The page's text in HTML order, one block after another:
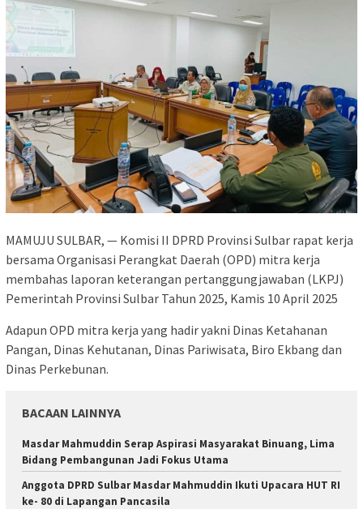
MAMUJU SULBAR, — Komisi II DPRD Provinsi Sulbar rapat kerja
bersama Organisasi Perangkat Daerah (OPD) mitra kerja
membahas laporan keterangan pertanggungjawaban (LKPJ)
Pemerintah Provinsi Sulbar Tahun 2025, Kamis 10 April 2025
Adapun OPD mitra kerja yang hadir yakni Dinas Ketahanan
Pangan, Dinas Kehutanan, Dinas Pariwisata, Biro Ekbang dan
Dinas Perkebunan.
BACAAN LAINNYA
Masdar Mahmuddin Serap Aspirasi Masyarakat Binuang, Lima
Bidang Pembangunan Jadi Fokus Utama
Anggota DPRD Sulbar Masdar Mahmuddin Ikuti Upacara HUT RI
ke- 80 di Lapangan Pancasila